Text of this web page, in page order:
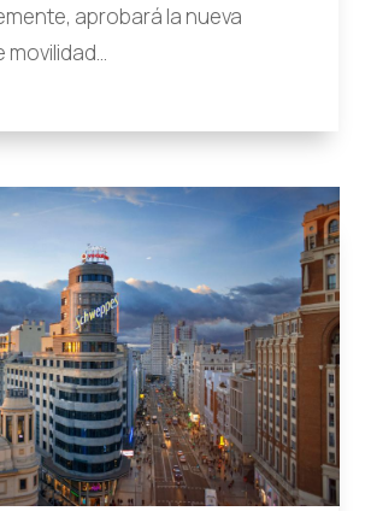
aprobará la nueva